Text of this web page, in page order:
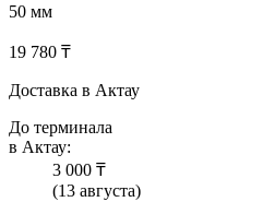
50 мм
19 780 ₸
Доставка в Актау
До терминала
в Актау:
3 000 ₸
(13 августа)